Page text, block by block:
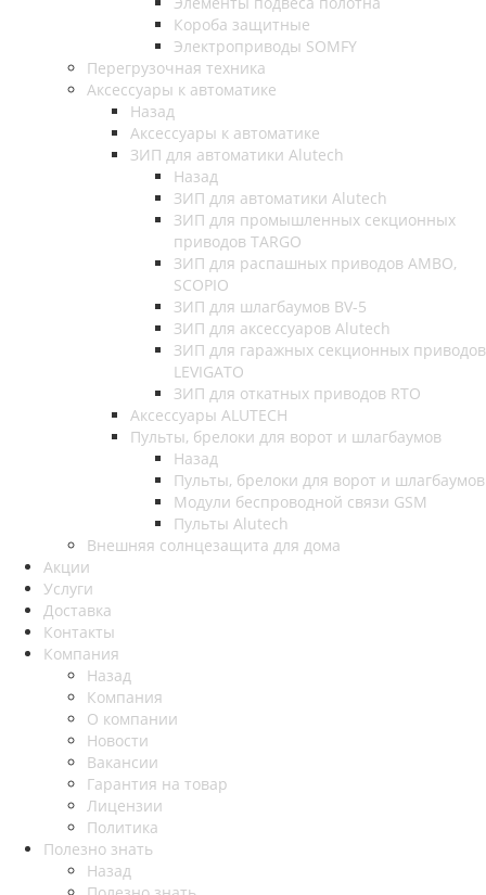
Короба защитные
Электроприводы SOMFY
Перегрузочная техника
Аксессуары к автоматике
Назад
Аксессуары к автоматике
ЗИП для автоматики Alutech
Назад
ЗИП для автоматики Alutech
ЗИП для промышленных секционных
приводов TARGO
ЗИП для распашных приводов AMBO,
SCOPIO
ЗИП для шлагбаумов BV-5
ЗИП для аксессуаров Alutech
ЗИП для гаражных секционных приводов
LEVIGATO
ЗИП для откатных приводов RTO
Аксессуары ALUTECH
Пульты, брелоки для ворот и шлагбаумов
Назад
Пульты, брелоки для ворот и шлагбаумов
Модули беспроводной связи GSM
Пульты Alutech
Внешняя солнцезащита для дома
Акции
Услуги
Доставка
Контакты
Компания
Назад
Компания
О компании
Новости
Вакансии
Гарантия на товар
Лицензии
Политика
Полезно знать
Назад